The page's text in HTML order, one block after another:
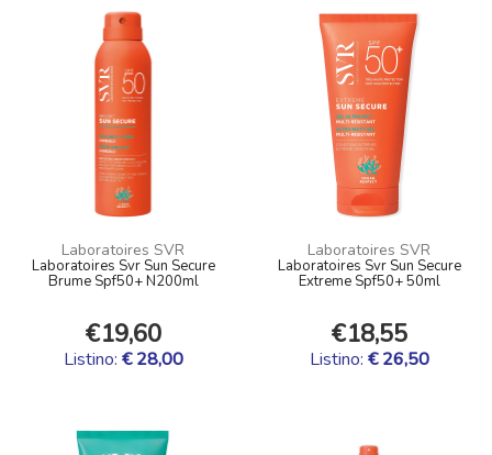
Laboratoires SVR
Laboratoires Svr Sun Secure
Brume Spf50+ N200ml
€19,60
Listino: € 28,00
Laboratoires SVR
Laboratoires Svr Sun Secure
Extreme Spf50+ 50ml
€18,55
Listino: € 26,50